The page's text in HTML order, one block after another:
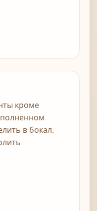
кроме
в бокал.